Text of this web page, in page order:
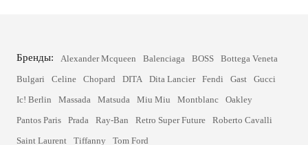
Бренды: Alexander Mcqueen Balenciaga BOSS
Bottega Veneta
Bulgari
Celine Chopard DITA Dita Lancier Fendi Gast
Gucci
Ic! Berlin
Massada Matsuda Miu Miu Montblanc
Oakley
Pantos Paris
Prada Ray-Ban Retro Super Future
Roberto Cavalli
Saint Laurent
Tiffanny Tom Ford